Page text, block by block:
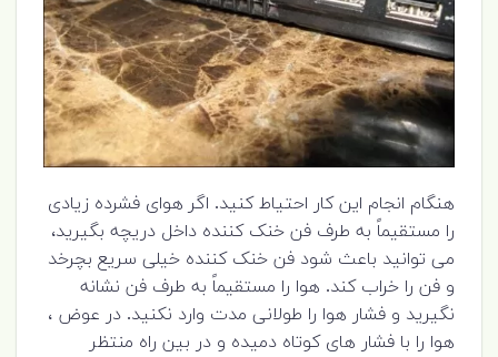
هنگام انجام این کار احتیاط کنید. اگر هوای فشرده زیادی
را مستقیماً به طرف فن خنک کننده داخل دریچه بگیرید،
می توانید باعث شود فن خنک کننده خیلی سریع بچرخد
و فن را خراب کند. هوا را مستقیماً به طرف فن نشانه
نگیرید و فشار هوا را طولانی مدت وارد نکنید. در عوض ،
هوا را با فشار های کوتاه دمیده و در بین راه منتظر